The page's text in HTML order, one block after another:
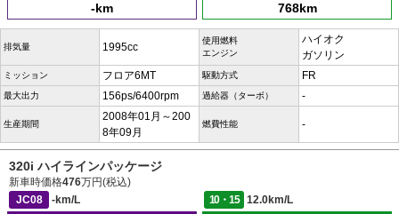
-km 768km
排気量 1995cc
使用燃料
エンジン
ハイオク
ガソリン
ミッション フロア6MT 駆動方式 FR
最大出力 156ps/6400rpm 過給器（ターボ） -
生産期間
2008年01月～200
8年09月
燃費性能 -
320i ハイラインパッケージ
新車時価格476万円(税込)
JC08
-km/L 10・15 12.0km/L